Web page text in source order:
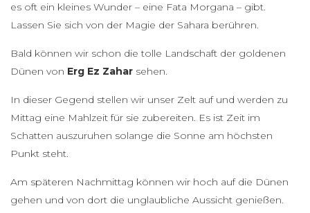
es oft ein kleines Wunder – eine Fata Morgana – gibt.
Lassen Sie sich von der Magie der Sahara berühren.
Bald können wir schon die tolle Landschaft der goldenen
Dünen von Erg Ez Zahar sehen.
In dieser Gegend stellen wir unser Zelt auf und werden zu
Mittag eine Mahlzeit für sie zubereiten. Es ist Zeit im
Schatten auszuruhen solange die Sonne am höchsten
Punkt steht.
Am späteren Nachmittag können wir hoch auf die Dünen
gehen und von dort die unglaubliche Aussicht genießen.